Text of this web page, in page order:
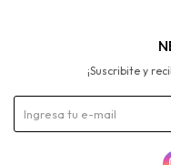
¡Suscribite y